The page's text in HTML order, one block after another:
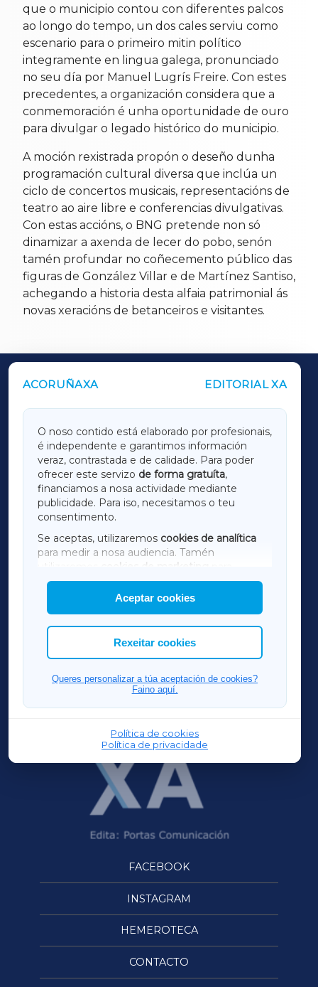
que o municipio contou con diferentes palcos
ao longo do tempo, un dos cales serviu como
escenario para o primeiro mitin político
integramente en lingua galega, pronunciado
no seu día por Manuel Lugrís Freire. Con estes
precedentes, a organización considera que a
conmemoración é unha oportunidade de ouro
para divulgar o legado histórico do municipio.
A moción rexistrada propón o deseño dunha
programación cultural diversa que inclúa un
ciclo de concertos musicais, representacións de
teatro ao aire libre e conferencias divulgativas.
Con estas accións, o BNG pretende non só
dinamizar a axenda de lecer do pobo, senón
tamén profundar no coñecemento público das
figuras de González Villar e de Martínez Santiso,
achegando a historia desta alfaia patrimonial ás
novas xeracións de betanceiros e visitantes.
ACORUÑAXA EDITORIAL XA
O noso contido está elaborado por profesionais,
é independente e garantimos información
veraz, contrastada e de calidade. Para poder
ofrecer este servizo de forma gratuíta,
financiamos a nosa actividade mediante
publicidade. Para iso, necesitamos o teu
consentimento.
Se aceptas, utilizaremos cookies de analítica
para medir a nosa audiencia. Tamén
utilizaremos
cookies de marketing
mostrar publicidade de terceiros.
Así mesmo, podes personalizar a elección das
cookies que desexas permitir.
Aceptar cookies
Rexeitar cookies
Queres personalizar a túa aceptación de cookies?
Faino aquí.
Política de cookies
Política de privacidade
OUTROS PERIÓDICOS
LUGOXA
TERRACHAXA
AMARIÑAXA
RIBEIRASACRAXA
ACORUÑAXA
FERROLXA
OURENSEXA
FACEBOOK
INSTAGRAM
HEMEROTECA
CONTACTO